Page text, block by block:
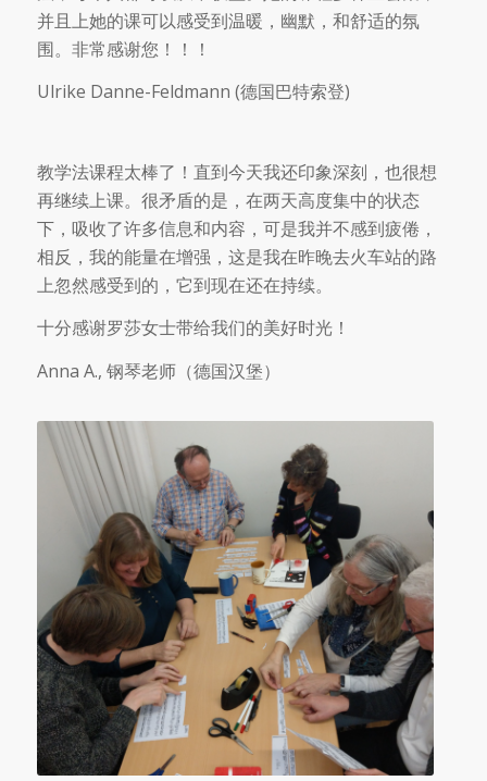
并且上她的课可以感受到温暖，幽默，和舒适的氛
围。非常感谢您！！！
Ulrike Danne-Feldmann (德国巴特索登)
教学法课程太棒了！直到今天我还印象深刻，也很想
再继续上课。很矛盾的是，在两天高度集中的状态
下，吸收了许多信息和内容，可是我并不感到疲倦，
相反，我的能量在增强，这是我在昨晚去火车站的路
上忽然感受到的，它到现在还在持续。
十分感谢罗莎女士带给我们的美好时光！
Anna A., 钢琴老师（德国汉堡）